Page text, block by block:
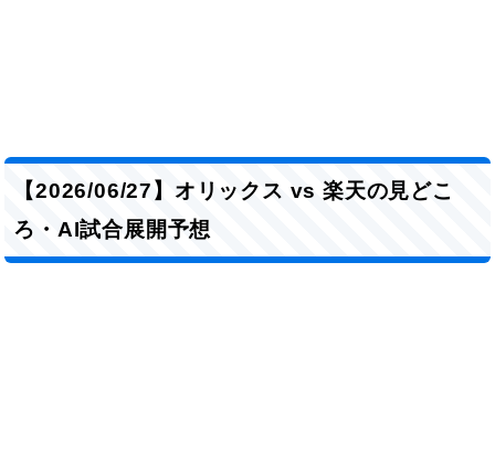
【2026/06/27】オリックス vs 楽天の見どこ
ろ・AI試合展開予想